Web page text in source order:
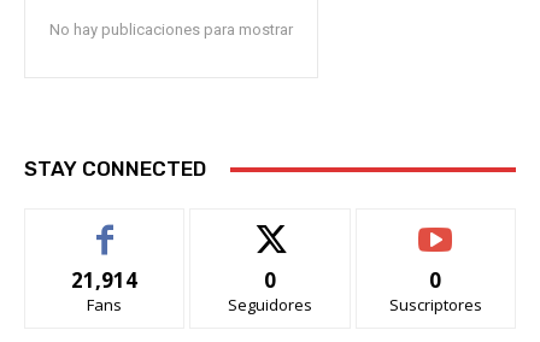
No hay publicaciones para mostrar
STAY CONNECTED
21,914
Fans
0
Seguidores
0
Suscriptores